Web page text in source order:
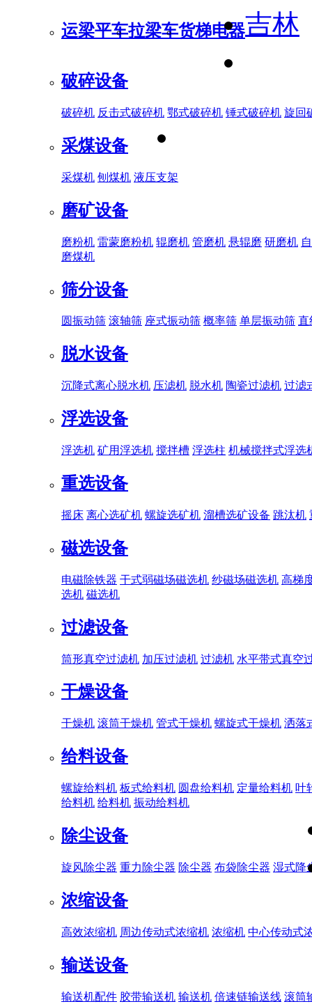
运梁平车拉梁车货梯电器
破碎设备
破碎机 反击式破碎机 鄂式破碎机 锤式破碎机 旋回
采煤设备
采煤机 刨煤机 液压支架
磨矿设备
磨粉机 雷蒙磨粉机 辊磨机 管磨机 悬辊磨 研磨机
磨煤机
筛分设备
圆振动筛 滚轴筛 座式振动筛 概率筛 单层振动筛 直
脱水设备
沉降式离心脱水机 压滤机 脱水机 陶瓷过滤机 过滤
浮选设备
浮选机 矿用浮选机 搅拌槽 浮选柱 机械搅拌式浮选
重选设备
摇床 离心选矿机 螺旋选矿机 溜槽选矿设备 跳汰机
磁选设备
电磁除铁器 干式弱磁场磁选机 纱磁场磁选机 高梯
选机 磁选机
过滤设备
筒形真空过滤机 加压过滤机 过滤机 水平带式真空
干燥设备
干燥机 滚筒干燥机 管式干燥机 螺旋式干燥机 洒落
给料设备
螺旋给料机 板式给料机 圆盘给料机 定量给料机 叶
给料机 给料机 振动给料机
除尘设备
旋风除尘器 重力除尘器 除尘器 布袋除尘器 湿式降
浓缩设备
高效浓缩机 周边传动式浓缩机 浓缩机 中心传动式
输送设备
输送机配件 胶带输送机 输送机 倍速链输送线 滚筒
吉林